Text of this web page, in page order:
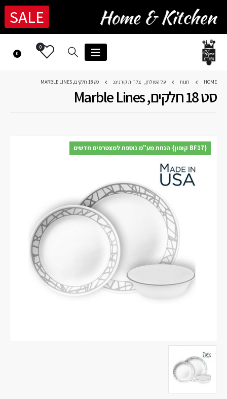
SALE
0
0
HOME חנות על השולחן, צלחות קורנינג סט 18 חלקים, MARBLE LINES
סט 18 חלקים, Marble Lines
{BF17 קופון} הנחת מע"מ נוספת למצטרפים חדשים